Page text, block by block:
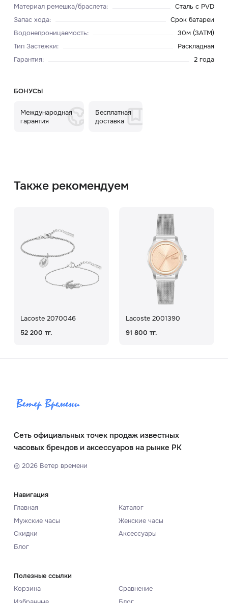
Материал ремешка/браслета:
Сталь с PVD
Запас хода:
Срок батареи
Водонепроницаемость:
30м (3ATM)
Тип Застежки:
Раскладная
Гарантия: 2 года
БОНУСЫ
Международная
гарантия
Бесплатная
доставка
Также рекомендуем
Lacoste 2070046
52 200 тг.
Lacoste 2001390
91 800 тг.
Сеть официальных точек продаж известных
часовых брендов и аксессуаров на рынке РК
© 2026Ветер времени
Навигация
Главная
Каталог
Мужские часы
Женские часы
Скидки
Аксессуары
Блог
Полезные ссылки
Корзина
Сравнение